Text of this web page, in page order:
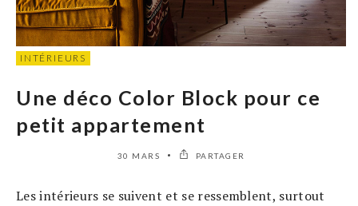
INTÉRIEURS
Une déco Color Block pour ce
petit appartement
30 MARS PARTAGER
Les intérieurs se suivent et se ressemblent, surtout